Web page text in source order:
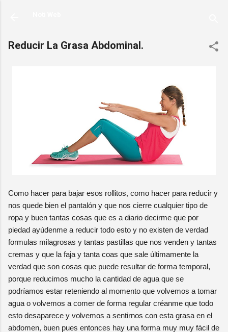
Reducir La Grasa Abdominal.
Como hacer para bajar esos rollitos, como hacer para reducir y
nos quede bien el pantalón y que nos cierre cualquier tipo de
ropa y buen tantas cosas que es a diario decirme que por
piedad ayúdenme a reducir todo esto y no existen de verdad
formulas milagrosas y tantas pastillas que nos venden y tantas
cremas y que la faja y tanta coas que sale últimamente la
verdad que son cosas que puede resultar de forma temporal,
porque reducimos mucho la cantidad de agua que se
podríamos estar reteniendo al momento que volvemos a tomar
agua o volvemos a comer de forma regular créanme que todo
esto desaparece y volvemos a sentirnos con esta grasa en el
abdomen, buen pues entonces hay una forma muy muy fácil de